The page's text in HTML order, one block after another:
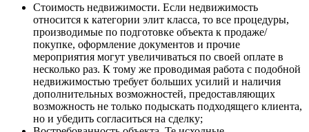
Стоимость недвижимости. Если недвижимость
относится к категории элит класса, то все процедуры,
производимые по подготовке объекта к продаже/
покупке, оформление документов и прочие
мероприятия могут увеличиваться по своей оплате в
несколько раз. К тому же проводимая работа с подобной
недвижимостью требует больших усилий и наличия
дополнительных возможностей, предоставляющих
возможность не только подыскать подходящего клиента,
но и убедить согласиться на сделку;